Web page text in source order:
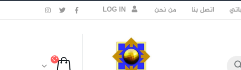
اتصل بنا من نحن LOG IN